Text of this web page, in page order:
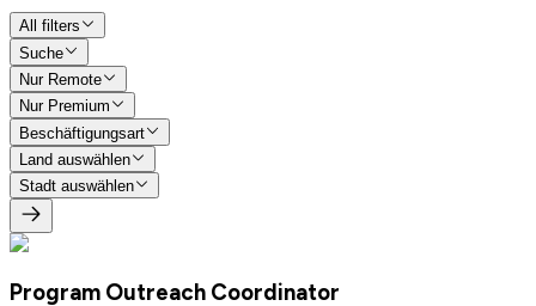
All filters
Suche
Nur Remote
Nur Premium
Beschäftigungsart
Land auswählen
Stadt auswählen
Program Outreach Coordinator